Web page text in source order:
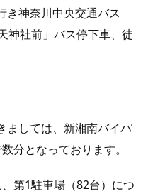
き神奈川中央交通バス
神社前」バス停下車、徒
しては、新湘南バイパ
分となっております。
第1駐車場（82台）につ